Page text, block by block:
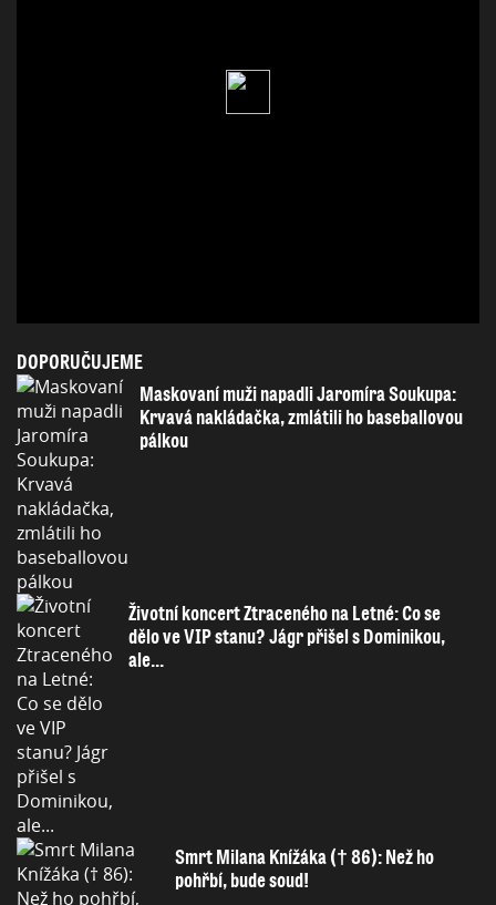
DOPORUČUJEME
Maskovaní muži napadli Jaromíra Soukupa:
Krvavá nakládačka, zmlátili ho baseballovou
pálkou
Životní koncert Ztraceného na Letné: Co se
dělo ve VIP stanu? Jágr přišel s Dominikou,
ale...
Smrt Milana Knížáka († 86): Než ho
pohřbí, bude soud!